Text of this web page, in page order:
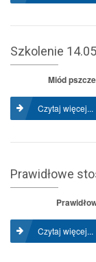
Szkolenie
Miód
Czytaj więcej...
Prawidłowe
Czytaj więcej...